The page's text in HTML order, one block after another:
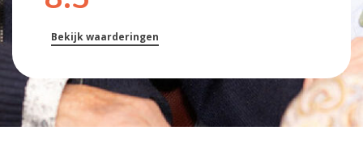
Bekijk waarderingen